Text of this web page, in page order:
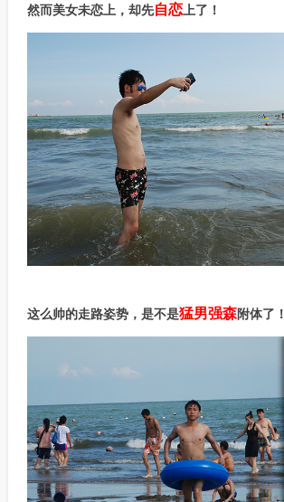
然而美女未恋上，却先自恋 上了！
这么帅的走路姿势，是不是猛男强森附体了！